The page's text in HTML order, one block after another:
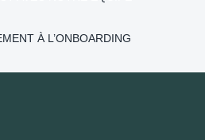
À L’ONBOARDING